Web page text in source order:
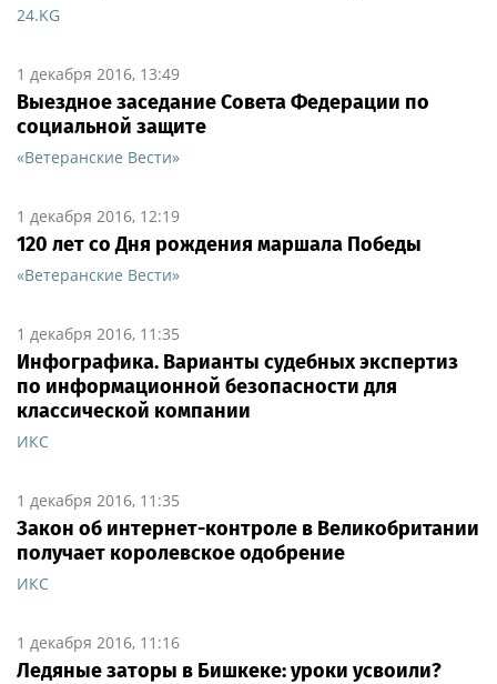
24.KG
1 декабря 2016, 13:49
Выездное заседание Совета Федерации по
социальной защите
«Ветеранские Вести»
1 декабря 2016, 12:19
120 лет со Дня рождения маршала Победы
«Ветеранские Вести»
1 декабря 2016, 11:35
Инфографика. Варианты судебных экспертиз
по информационной безопасности для
классической компании
ИКС
1 декабря 2016, 11:35
Закон об интернет-контроле в Великобритании
получает королевское одобрение
ИКС
1 декабря 2016, 11:16
Ледяные заторы в Бишкеке: уроки усвоили?